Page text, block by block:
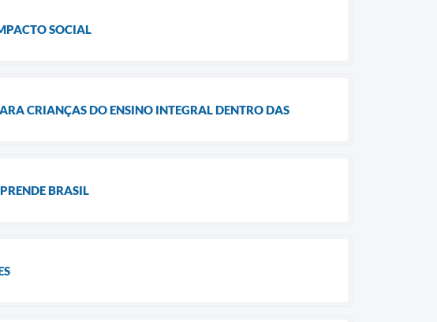
SOCIAL
CRIANÇAS DO ENSINO INTEGRAL DENTRO DAS
BRASIL